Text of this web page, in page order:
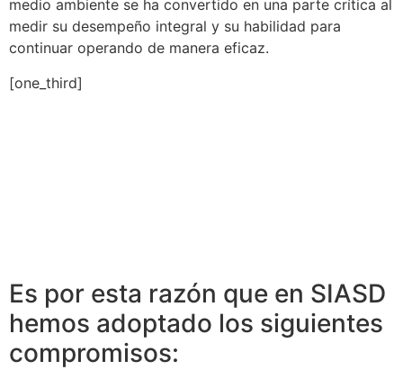
medio ambiente se ha convertido en una parte crítica al
medir su desempeño integral y su habilidad para
continuar operando de manera eficaz.
[one_third]
Es por esta razón que en SIASD
hemos adoptado los siguientes
compromisos: